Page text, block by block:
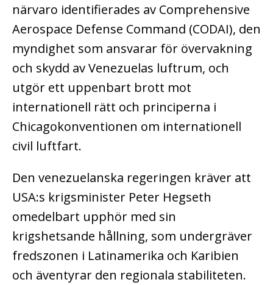
närvaro identifierades av Comprehensive
Aerospace Defense Command (CODAI), den
myndighet som ansvarar för övervakning
och skydd av Venezuelas luftrum, och
utgör ett uppenbart brott mot
internationell rätt och principerna i
Chicagokonventionen om internationell
civil luftfart.
Den venezuelanska regeringen kräver att
USA:s krigsminister Peter Hegseth
omedelbart upphör med sin
krigshetsande hållning, som undergräver
fredszonen i Latinamerika och Karibien
och äventyrar den regionala stabiliteten.